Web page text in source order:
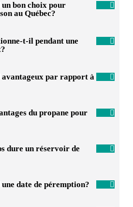
bon choix pour
au Québec?
t-il pendant une
par rapport à
du propane pour
dure un réservoir de
date de péremption?